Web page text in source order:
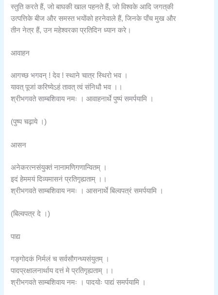
स्तुति करते हैं, जो बाघकी खाल पहनते हैं, जो विश्वके आदि जगत्‌की
उत्पत्तिके बीज और समस्त भयोंको हरनेवाले हैं, जिनके पाँच मुख और
तीन नेत्र हैं, उन महेश्वरका प्रतिदिन ध्यान करे।
आवाहन
आगच्छ भगवन् ! देव ! स्थाने चात्र स्थिरो भव ।
यावत् पूजां करिष्येऽहं तावत् त्वं संनिधौ भव ।।
श्रीभगवते साम्बशिवाय नमः । आवाहनार्थे पुष्पं समर्पयामि ।
(पुष्प चढ़ाये ।)
आसन
अनेकरत्नसंयुक्तं नानामणिगणान्वितम् ।
इदं हेममयं दिव्यमासनं प्रतिगृह्यताम् ।।
श्रीभगवते साम्बशिवाय नमः । आसनार्थे बिल्वपत्रं समर्पयामि ।
(बिल्वपत्र दे ।)
पाद्य
गङ्गोदकं निर्मलं च सर्वसौगन्ध्यसंयुतम् ।
पादप्रक्षालनार्थाय दत्तं मे प्रतिगृह्यताम् ।।
श्रीभगवते साम्बशिवाय नमः । पादयोः पाद्यं समर्पयामि ।